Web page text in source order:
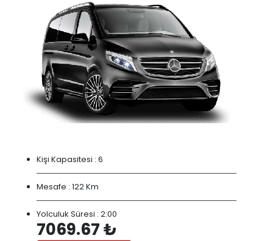
Kişi Kapasitesi : 6
Mesafe : 122 Km
Yolculuk Süresi : 2:00
7069.67 ₺